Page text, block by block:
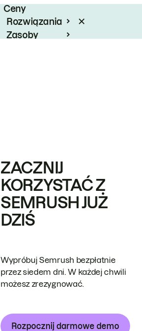
Ceny
Rozwiązania
Zasoby
ZACZNIJ
KORZYSTAĆ Z
SEMRUSH JUŻ
DZIŚ
Wypróbuj Semrush bezpłatnie
przez siedem dni. W każdej chwili
możesz zrezygnować.
Rozpocznij darmowe demo